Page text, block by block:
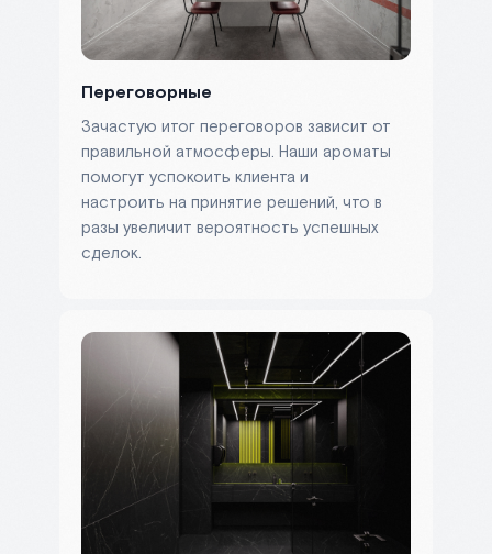
Зачастую итог переговоров зависит от
правильной атмосферы. Наши ароматы
помогут успокоить клиента и
настроить на принятие решений, что в
разы увеличит вероятность успешных
сделок.
Переговорные